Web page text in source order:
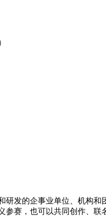
研发的企事业单位、机构和
参赛，也可以共同创作、联